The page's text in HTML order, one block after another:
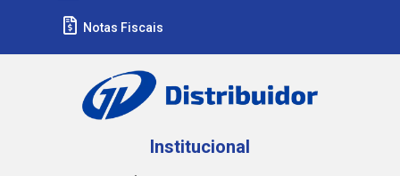
Notas Fiscais
Institucional